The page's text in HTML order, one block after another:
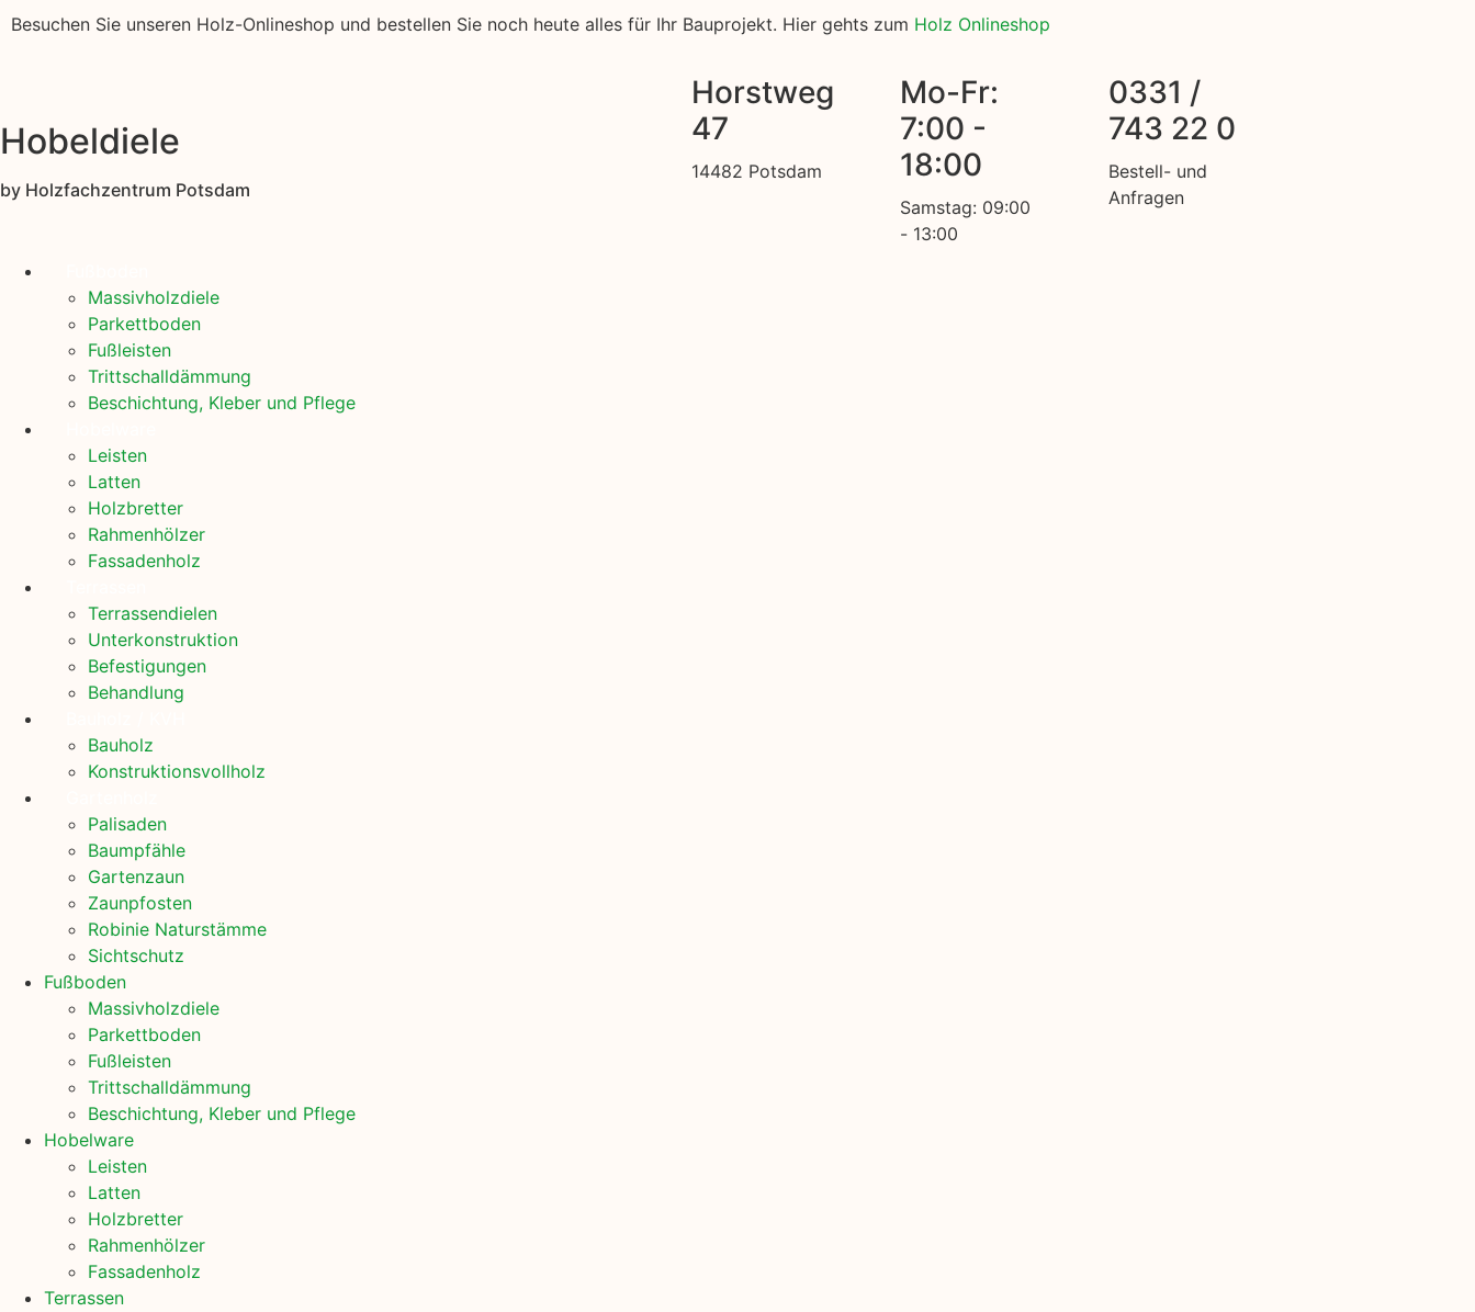
Besuchen Sie unseren Holz-Onlineshop und bestellen Sie noch heute alles für Ihr Bauprojekt. Hier gehts zum Holz Onlineshop
Hobeldiele
by Holzfachzentrum Potsdam
Horstweg
47
14482 Potsdam
Mo-Fr:
7:00 -
18:00
Samstag: 09:00
- 13:00
0331 /
743 22 0
Bestell- und
Anfragen
Massivholzdiele
Parkettboden
Fußleisten
Trittschalldämmung
Beschichtung, Kleber und Pflege
Leisten
Latten
Holzbretter
Rahmenhölzer
Fassadenholz
Terrassendielen
Unterkonstruktion
Befestigungen
Behandlung
Bauholz
Konstruktionsvollholz
Palisaden
Baumpfähle
Gartenzaun
Zaunpfosten
Robinie Naturstämme
Sichtschutz
Fußboden
Massivholzdiele
Parkettboden
Fußleisten
Trittschalldämmung
Beschichtung, Kleber und Pflege
Hobelware
Leisten
Latten
Holzbretter
Rahmenhölzer
Fassadenholz
Terrassen